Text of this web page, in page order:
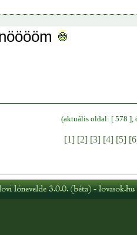
(aktuális oldal: [ 578 ],
[1] [2] [3] [4] [5]